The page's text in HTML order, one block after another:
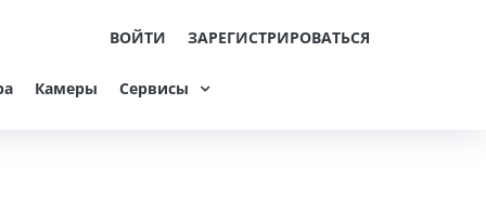
ВОЙТИ ЗАРЕГИСТРИРОВАТЬСЯ
Камеры Сервисы